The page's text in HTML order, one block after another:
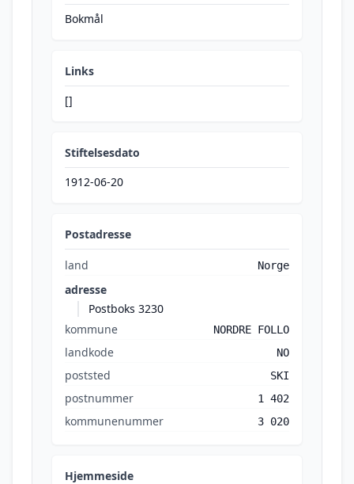
Bokmål
Links
[]
Stiftelsesdato
1912-06-20
Postadresse
land Norge
adresse
Postboks 3230
kommune
NORDRE FOLLO
landkode NO
poststed SKI
postnummer 1 402
kommunenummer 3 020
Hjemmeside